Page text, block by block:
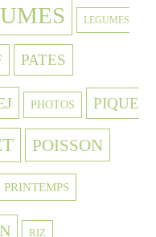
LEGUMES
PATES
PHOTOS PIQUE
POISSON
PRINTEMPS
RIZ